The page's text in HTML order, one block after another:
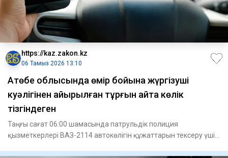
https://kaz.zakon.kz
06 Тамыз 2026 13:10
Ақтөбе облысында өмір бойына жүргізуші
куәлігінен айырылған тұрғын қайта көлік
тізгіндеген
Таңғы сағат 06:00 шамасында патрульдік полиция
қызметкерлері ВАЗ-2114 автокөлігін құжаттарын тексеру үшін